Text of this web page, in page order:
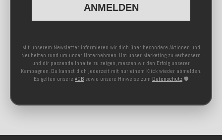
ANMELDEN
Mit unserem Newsletter informieren wir dich über besondere Aktionen und
Neuheiten rund um unser Unternehmen. Um unser Marketing zu verbessern
und dir passende Inhalte zu zeigen, messen wir den Erfolg unserer
Kampagnen. Du kannst dich jederzeit mit nur einem Klick wieder abmelden.
Es gelten unsere AGB sowie unsere Hinweise zum Datenschutz 🛡️